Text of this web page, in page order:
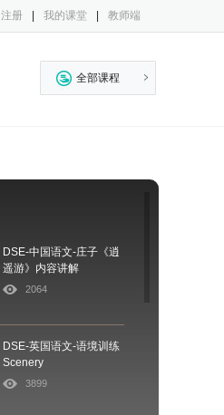
注册 我的课堂 教师端
全部课程
DSE-中国语文-庄子《逍
遥游》内容讲解
2064
DSE-英国语文-语境训练
Scenery
3899